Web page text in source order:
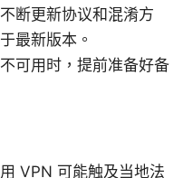
断更新协议和混淆方
最新版本。
可用时，提前准备好备
VPN 可能触及当地法